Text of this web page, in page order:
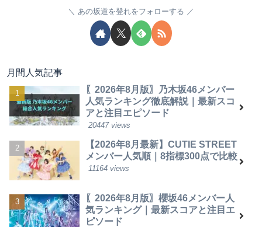
あの坂道を登れをフォローする
月間人気記事
〖2026年8月版〗乃木坂46メンバー
人気ランキング徹底解説｜最新スコ
アと注目エピソード
20447 views
【2026年8月最新】CUTIE STREET
メンバー人気順｜8指標300点で比較
11164 views
〖2026年8月版〗櫻坂46メンバー人
気ランキング｜最新スコアと注目エ
ピソード